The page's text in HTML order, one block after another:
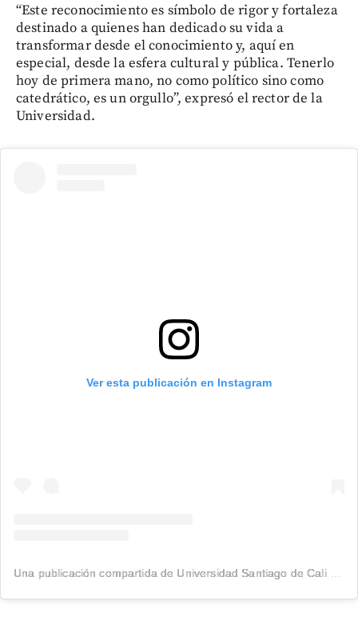
“Este reconocimiento es símbolo de rigor y fortaleza
destinado a quienes han dedicado su vida a
transformar desde el conocimiento y, aquí en
especial, desde la esfera cultural y pública. Tenerlo
hoy de primera mano, no como político sino como
catedrático, es un orgullo”, expresó el rector de la
Universidad.
Ver esta publicación en Instagram